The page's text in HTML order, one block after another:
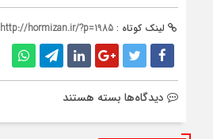
لینک کوتاه : http://hormizan.ir/?p=1985
دیدگاه‌ها برای
بسته هستند